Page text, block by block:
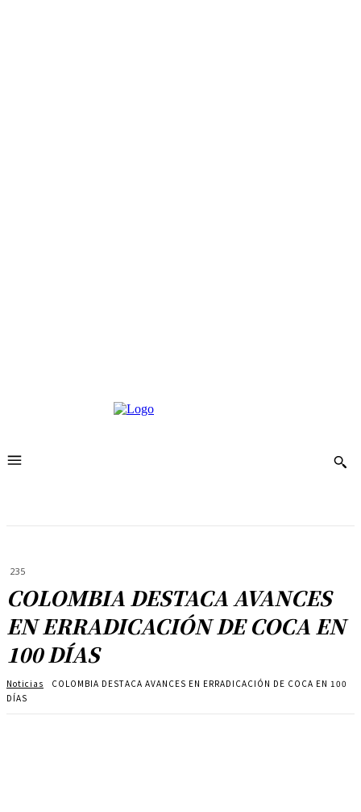
235
COLOMBIA DESTACA AVANCES
EN ERRADICACIÓN DE COCA EN
100 DÍAS
Noticias
COLOMBIA DESTACA AVANCES EN ERRADICACIÓN DE COCA EN 100
DÍAS